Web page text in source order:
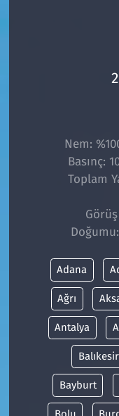
Nem:
Basınç:
Toplam
Adana
Ağrı
Antalya
Balıkesir
Bayburt